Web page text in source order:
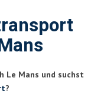
Le Mans und suchst
?